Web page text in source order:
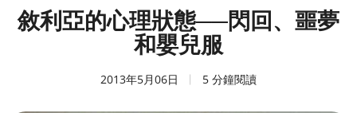
敘利亞的心理狀態──閃回、噩夢
和嬰兒服
2013年5月06日 5 分鐘閱讀